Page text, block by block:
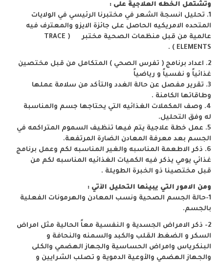
وتشتمل الخطه العلاجية على :
1. تحليل انسجة الشعر في مختبرنا الرئيسي في الولايات
المتحده الامريكيه الحاصل على جائزة الايزو والمعترف فيه
عالمية من قبل منظمات الصحية مختبر ( TRACE
ELEMENTS ) .
2. اعداد برنامج ( تفرس الصحي ) المتكامل من قبل مختصين
غذائياً و نفسياً و رياضياً
3. تقرير مفصل عن حالة الغدد والتأكد من سلامة عملها
وطاقاتها الكامنة .
4. وصف المكملات الغذائيه التي يحتاجها جسم والمناسبة
له وفق التحليل.
5. عمل خطة علاجية يتم فيها تنظيف السموم المتراكمه في
الجسم بعد معرفة المعادن الضارة المرتفعة.
6. ذكر الاطعمة المناسبه والغير المناسبه لكم وعمل برنامج
غذائي يومي يذكر فيه الكميات الغذائيه المناسبه لكم من
قبل مختصينا ذو الخبرة الطويلة .
ومن الامور التي يبينها التحليل الآتي :
1-حالة الجسم الصحية ونسب المعادن والهرمونات الفعلية
بالجسم.
2- ذكر الامراض الجسدية و النفسية معاً الحالية مثل امراض
السكر و الضغط القلب والكبد والسمنه والنحافة و
البنكرياس وامراض الحساسية والجهاز الهضمي والكلى
والجهاز الهضمي والأوعية الدموية و تصلب الشرايين و